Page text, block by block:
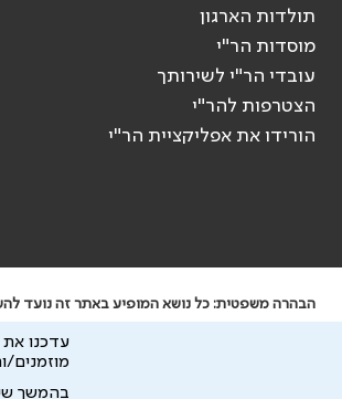
תולדות הארגון
מוסדות הר"י
עובדי הר"י לשירותך
הצטרפות להר"י
הורידו את אפליקציית הר"י
הבהרה משפטית: כל נושא המופיע באתר זה נועד
ידוע לי שהר"י אוספת ושומרת מידע אישי לצורך
כל הזכויות על המידע באתר שייכות להסתדרות
עדכנו את
מוזמנים/
בהמשך